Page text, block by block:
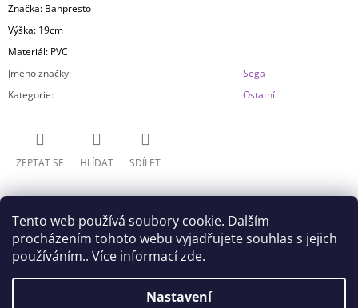
Tento web používá soubory cookie. Dalším
procházením tohoto webu vyjadřujete souhlas s jejich
používáním.. Více informacízde.
Nastavení
Značka: Banpresto
Výška: 19cm
Materiál: PVC
Jméno značky:
Sega
Kategorie: Ostatní
ZEPTAT SE HLÍDAT SDÍLET
Všeobecné obchodní podmínky